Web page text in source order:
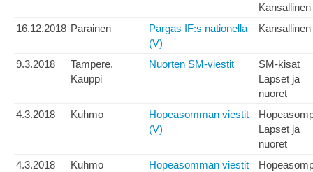
Kansallinen
16.12.2018 Parainen
Pargas IF:s nationella
(V)
Kansallinen
9.3.2018
Tampere,
Kauppi
Nuorten SM-viestit
SM-kisat
Lapset ja
nuoret
4.3.2018
Kuhmo
Hopeasomman viestit
(V)
Lapset ja
nuoret
4.3.2018
Kuhmo
Hopeasomman viestit